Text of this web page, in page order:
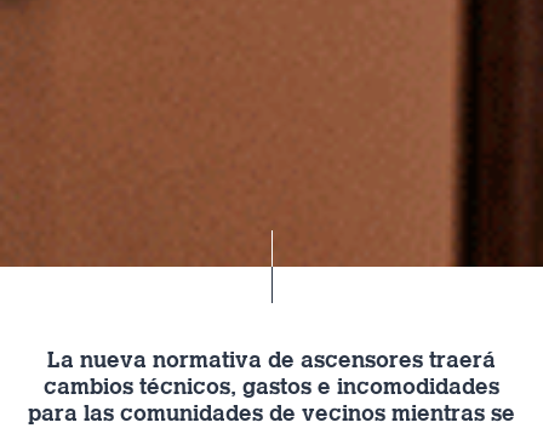
La nueva normativa de ascensores traerá
cambios técnicos, gastos e incomodidades
para las comunidades de vecinos mientras se